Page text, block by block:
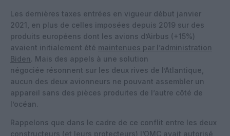
Les dernières taxes entrées en vigueur début janvier
2021, en plus de celles imposées depuis 2019 sur des
produits européens dont les avions d’Airbus (+15%)
avaient initialement été maintenues par l’administration
Biden. Mais des appels à une solution
négociée résonnent sur les deux rives de l’Atlantique,
aucun des deux avionneurs ne pouvant assembler un
appareil sans des pièces produites de l’autre côté de
l’océan.
Rappelons que dans le cadre de ce conflit entre les deux
constructeurs (et leurs protecteurs) l’OMC avait autorisé